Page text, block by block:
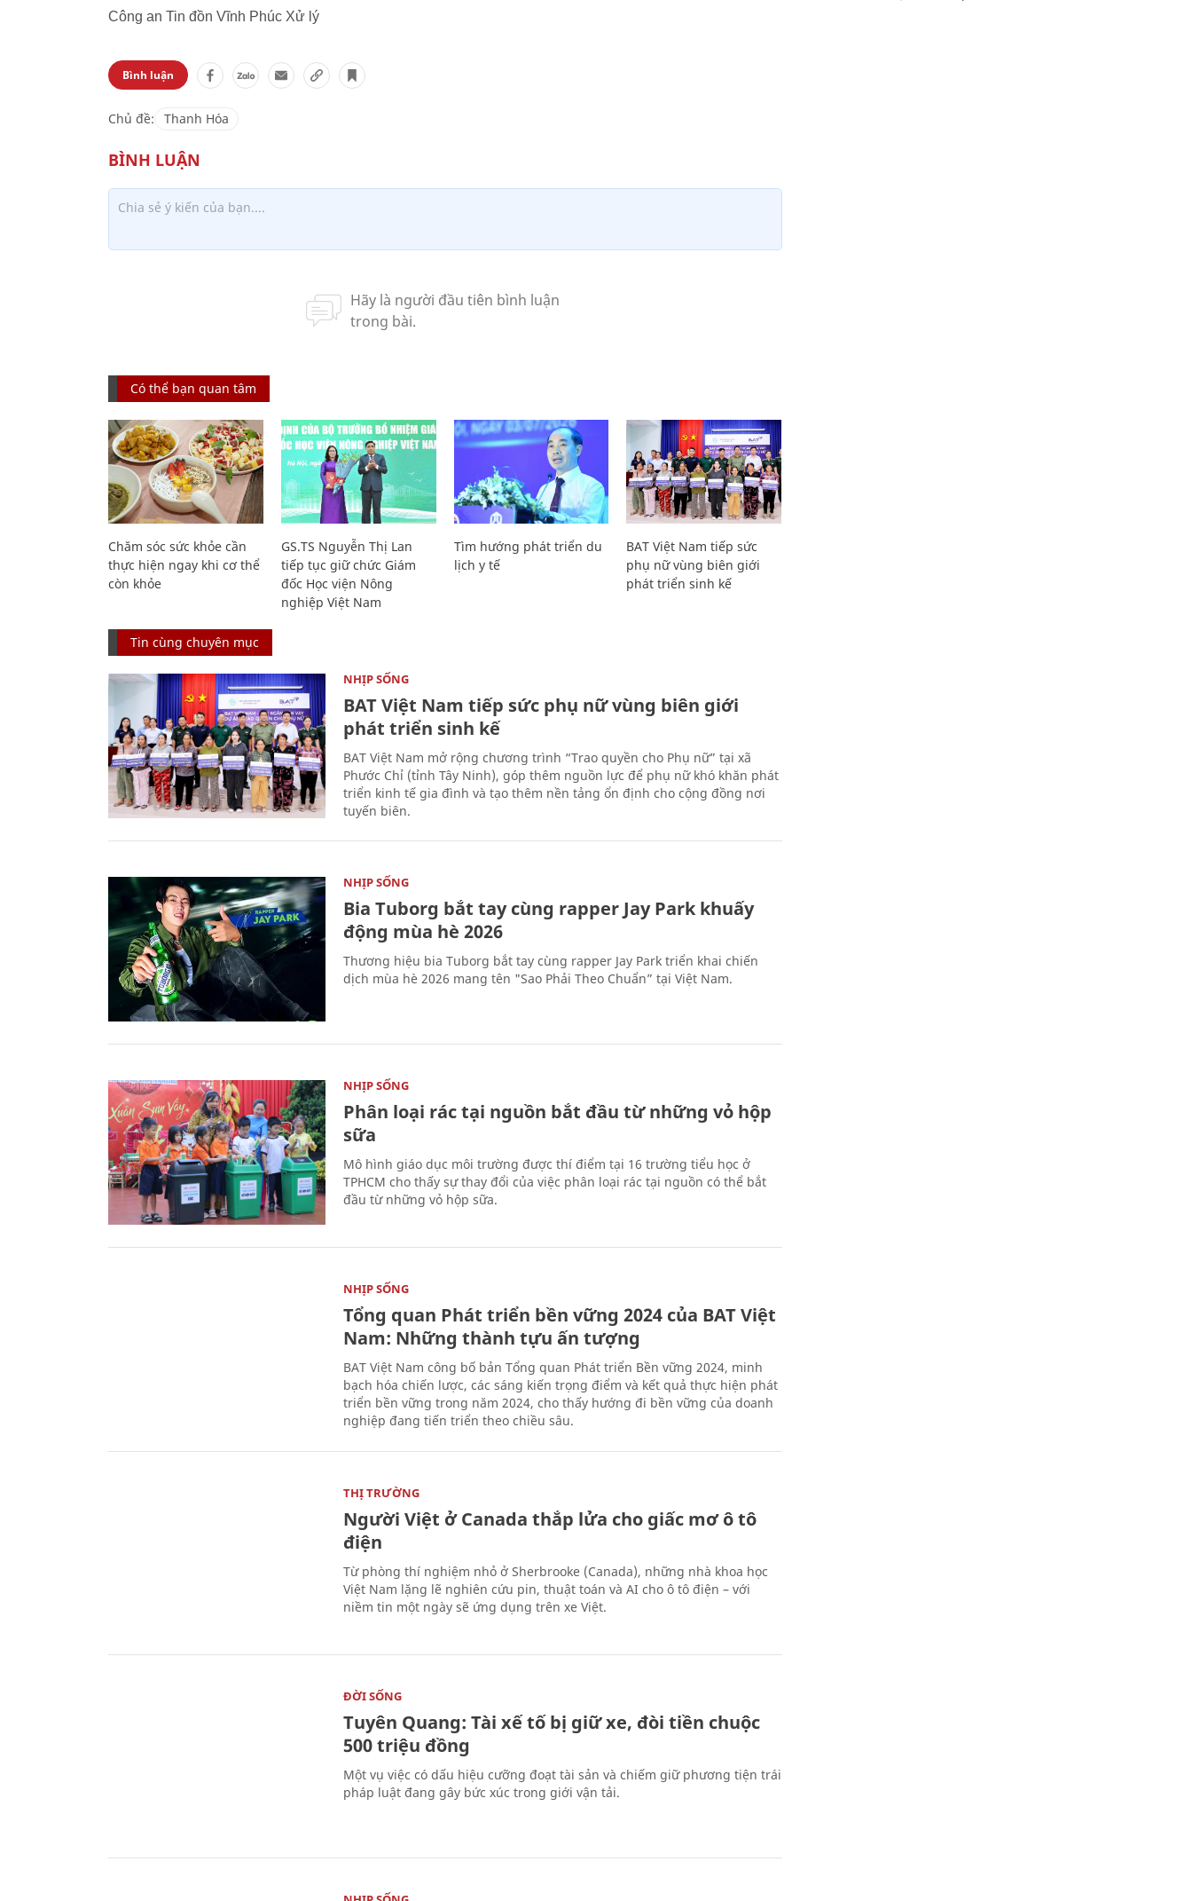
Công an Tin đồn Vĩnh Phúc Xử lý
Bình luận
Chủ đề: Thanh Hóa
Có thể bạn quan tâm
Chăm sóc sức khỏe cần
thực hiện ngay khi cơ thể
còn khỏe
GS.TS Nguyễn Thị Lan
tiếp tục giữ chức Giám
đốc Học viện Nông
nghiệp Việt Nam
Tìm hướng phát triển du
lịch y tế
BAT Việt Nam tiếp sức
phụ nữ vùng biên giới
phát triển sinh kế
Tin cùng chuyên mục
NHỊP SỐNG
BAT Việt Nam tiếp sức phụ nữ vùng biên giới
phát triển sinh kế
BAT Việt Nam mở rộng chương trình “Trao quyền cho Phụ nữ” tại xã
Phước Chỉ (tỉnh Tây Ninh), góp thêm nguồn lực để phụ nữ khó khăn phát
triển kinh tế gia đình và tạo thêm nền tảng ổn định cho cộng đồng nơi
tuyến biên.
NHỊP SỐNG
Bia Tuborg bắt tay cùng rapper Jay Park khuấy
động mùa hè 2026
Thương hiệu bia Tuborg bắt tay cùng rapper Jay Park triển khai chiến
dịch mùa hè 2026 mang tên "Sao Phải Theo Chuẩn” tại Việt Nam.
NHỊP SỐNG
Phân loại rác tại nguồn bắt đầu từ những vỏ hộp
sữa
Mô hình giáo dục môi trường được thí điểm tại 16 trường tiểu học ở
TPHCM cho thấy sự thay đổi của việc phân loại rác tại nguồn có thể bắt
đầu từ những vỏ hộp sữa.
NHỊP SỐNG
Tổng quan Phát triển bền vững 2024 của BAT Việt
Nam: Những thành tựu ấn tượng
BAT Việt Nam công bố bản Tổng quan Phát triển Bền vững 2024, minh
bạch hóa chiến lược, các sáng kiến trọng điểm và kết quả thực hiện phát
triển bền vững trong năm 2024, cho thấy hướng đi bền vững của doanh
nghiệp đang tiến triển theo chiều sâu.
THỊ TRƯỜNG
Người Việt ở Canada thắp lửa cho giấc mơ ô tô
điện
Từ phòng thí nghiệm nhỏ ở Sherbrooke (Canada), những nhà khoa học
Việt Nam lặng lẽ nghiên cứu pin, thuật toán và AI cho ô tô điện – với
niềm tin một ngày sẽ ứng dụng trên xe Việt.
ĐỜI SỐNG
Tuyên Quang: Tài xế tố bị giữ xe, đòi tiền chuộc
500 triệu đồng
Một vụ việc có dấu hiệu cưỡng đoạt tài sản và chiếm giữ phương tiện trái
pháp luật đang gây bức xúc trong giới vận tải.